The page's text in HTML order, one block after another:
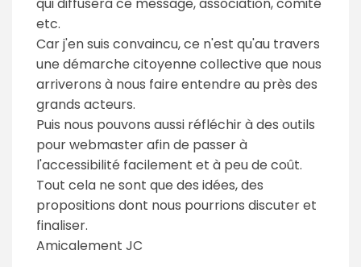
etc.
Car j'en suis convaincu, ce n'est qu'au travers
une démarche citoyenne collective que nous
arriverons à nous faire entendre au près des
grands acteurs.
Puis nous pouvons aussi réfléchir à des outils
pour webmaster afin de passer à
l'accessibilité facilement et à peu de coût.
Tout cela ne sont que des idées, des
propositions dont nous pourrions discuter et
finaliser.
Amicalement JC